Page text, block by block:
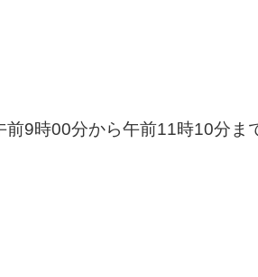
9時00分から午前11時10分ま